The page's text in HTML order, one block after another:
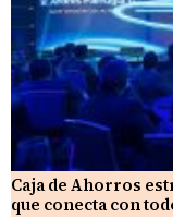
Caja de Ahorros
que conecta con